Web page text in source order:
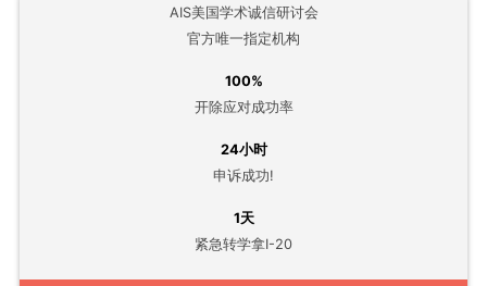
AIS美国学术诚信研讨会
官方唯一指定机构
100%
开除应对成功率
24小时
申诉成功!
1天
紧急转学拿I-20